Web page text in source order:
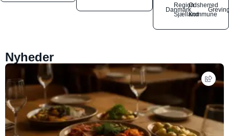
Danmark
Region
Sjælland
Odsherred
Kommune
Nyheder